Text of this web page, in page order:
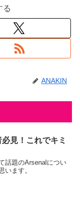
る
ANAKIN
見！これでキミ
話題のArsenalについ
います。